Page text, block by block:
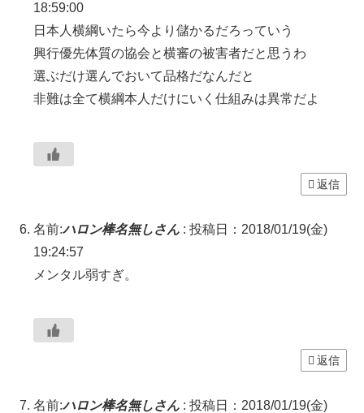
18:59:00
日本人横綱いたら今より儲かるだろっていう
興行優先体質の協会と横審の被害者だと思うわ
選ぶだけ選んでおいて品格だなんだと
非難は全て横綱本人だけにいく仕組みは異常だよ
返信
名前:ハロン棒名無しさん : 投稿日：2018/01/19(金)
19:24:57
メンタル弱すぎ。
返信
名前:ハロン棒名無しさん : 投稿日：2018/01/19(金)